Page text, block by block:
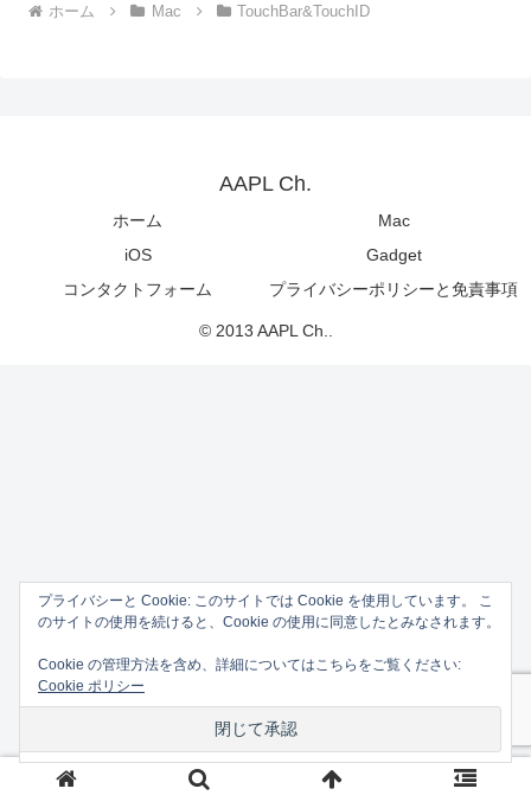
ホーム Mac TouchBar&TouchID
AAPL Ch.
ホーム
Mac
iOS
Gadget
コンタクトフォーム
プライバシーポリシーと免責事項
© 2013 AAPL Ch..
プライバシーと Cookie: このサイトでは Cookie を使用しています。 こ
のサイトの使用を続けると、Cookie の使用に同意したとみなされます。
Cookie の管理方法を含め、詳細についてはこちらをご覧ください:
Cookie ポリシー